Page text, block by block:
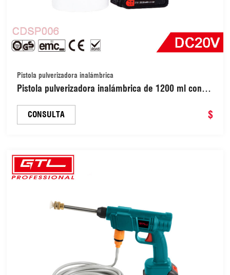
Pistola pulverizadora inalámbrica
Pistola pulverizadora inalámbrica de 1200 ml con 3
CONSULTA $